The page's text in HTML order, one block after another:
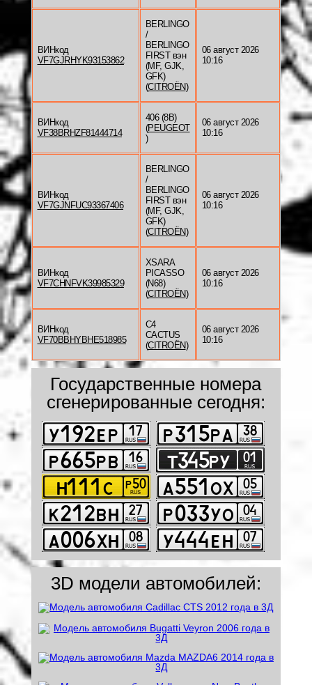
ВИНкод
VF7GJRHYK93153862
BERLINGO
/
BERLINGO
FIRST вэн
(MF, GJK,
GFK)
(CITROËN)
06 август 2026
10:16
ВИНкод
VF38BRHZF81444714
406 (8B)
(PEUGEOT
)
06 август 2026
10:16
ВИНкод
VF7GJNFUC93367406
BERLINGO
/
BERLINGO
FIRST вэн
(MF, GJK,
GFK)
(CITROËN)
06 август 2026
10:16
ВИНкод
VF7CHNFVK39985329
XSARA
PICASSO
(N68)
(CITROËN)
06 август 2026
10:16
ВИНкод
VF70BBHYBHE518985
C4
CACTUS
(CITROËN)
06 август 2026
10:16
Государственные номера
сгенерированные сегодня:
3D модели автомобилей: